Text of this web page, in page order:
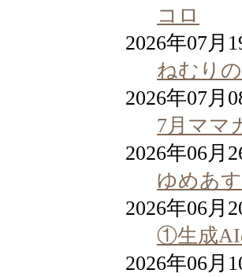
コロ
2026年07月
ねむり
2026年07月
7月ママ
2026年06月
ゆめあ
2026年06月
①生成AI
2026年06月